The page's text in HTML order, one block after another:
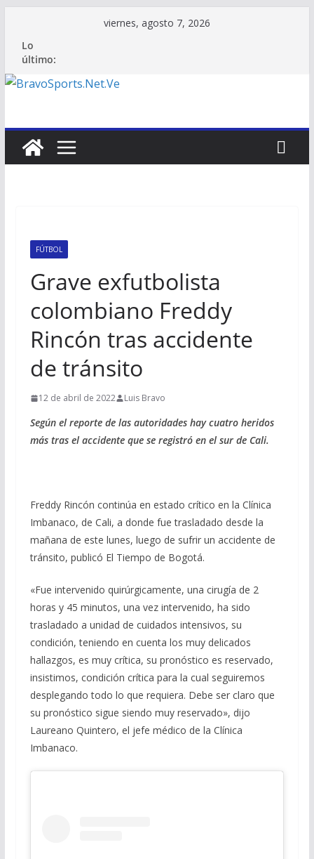
contenido
viernes, agosto 7, 2026
Lo
último:
FÚTBOL
Grave exfutbolista
colombiano Freddy
Rincón tras accidente
de tránsito
12 de abril de 2022 Luis Bravo
Según el reporte de las autoridades hay cuatro heridos
más tras el accidente que se registró en el sur de Cali.
Freddy Rincón continúa en estado crítico en la Clínica
Imbanaco, de Cali, a donde fue trasladado desde la
mañana de este lunes, luego de sufrir un accidente de
tránsito, publicó El Tiempo de Bogotá.
«Fue intervenido quirúrgicamente, una cirugía de 2
horas y 45 minutos, una vez intervenido, ha sido
trasladado a unidad de cuidados intensivos, su
condición, teniendo en cuenta los muy delicados
hallazgos, es muy crítica, su pronóstico es reservado,
insistimos, condición crítica para la cual seguiremos
desplegando todo lo que requiera. Debe ser claro que
su pronóstico sigue siendo muy reservado», dijo
Laureano Quintero, el jefe médico de la Clínica
Imbanaco.